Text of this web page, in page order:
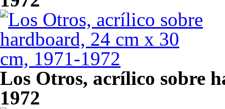
Los Otros, acrílico sobre
1972